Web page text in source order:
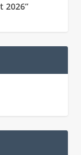
2026”